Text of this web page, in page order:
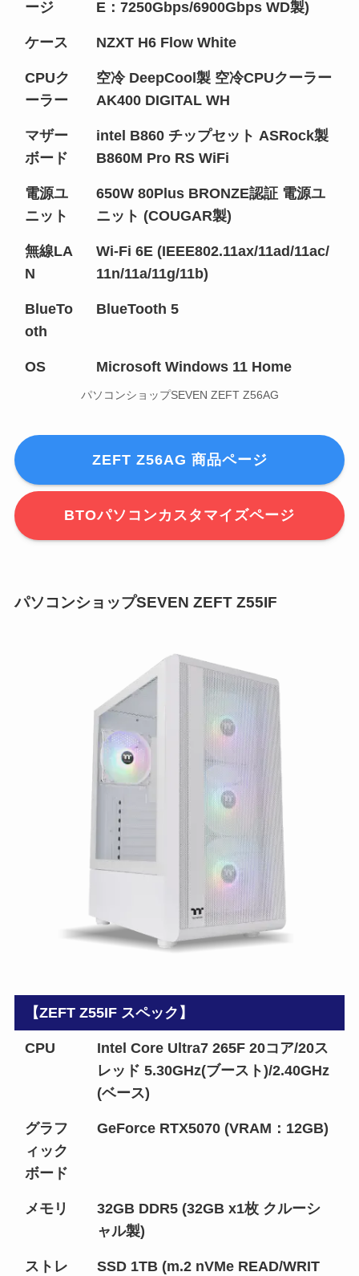
ージ E：7250Gbps/6900Gbps WD製)
ケース NZXT H6 Flow White
CPUク
ーラー
空冷 DeepCool製 空冷CPUクーラー
AK400 DIGITAL WH
マザー
ボード
intel B860 チップセット ASRock製
B860M Pro RS WiFi
電源ユ
ニット
650W 80Plus BRONZE認証 電源ユ
ニット (COUGAR製)
無線LA
N
Wi-Fi 6E (IEEE802.11ax/11ad/11ac/
11n/11a/11g/11b)
BlueTo
oth
BlueTooth 5
OS Microsoft Windows 11 Home
パソコンショップSEVEN ZEFT Z56AG
ZEFT Z56AG 商品ページ
BTOパソコンカスタマイズページ
パソコンショップSEVEN ZEFT Z55IF
【ZEFT Z55IF スペック】
CPU
Intel Core Ultra7 265F 20コア/20ス
レッド 5.30GHz(ブースト)/2.40GHz
(ベース)
グラフ
ィック
ボード
GeForce RTX5070 (VRAM：12GB)
メモリ
32GB DDR5 (32GB x1枚 クルーシ
ャル製)
ストレ
SSD 1TB (m.2 nVMe READ/WRIT